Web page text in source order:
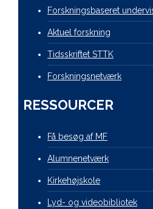
Forskningsbaseret
Aktuel forskning
Tidsskriftet STTK
Forskningsnetværk
RESSOURCER
Få besøg af MF
Alumnenetværk
Kirkehøjskole
Lyd- og videobibliotek